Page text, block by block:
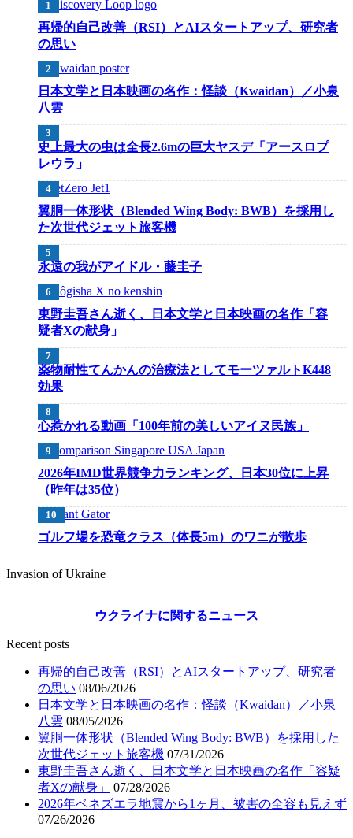
再帰的自己改善（RSI）とAIスタートアップ、研究者
の思い
日本文学と日本映画の名作：怪談（Kwaidan）／小泉
八雲
史上最大の虫は全長2.6mの巨大ヤスデ「アースロプ
レウラ」
翼胴一体形状（Blended Wing Body: BWB）を採用し
た次世代ジェット旅客機
永遠の我がアイドル・藤圭子
東野圭吾さん逝く、日本文学と日本映画の名作「容
疑者Xの献身」
薬物耐性てんかんの治療法としてモーツァルトK448
効果
心惹かれる動画「100年前の美しいアイヌ民族」
2026年IMD世界競争力ランキング、日本30位に上昇
（昨年は35位）
ゴルフ場を恐竜クラス（体長5m）のワニが散歩
Invasion of Ukraine
ウクライナに関するニュース
Recent posts
再帰的自己改善（RSI）とAIスタートアップ、研究者
の思い 08/06/2026
日本文学と日本映画の名作：怪談（Kwaidan）／小泉
八雲 08/05/2026
翼胴一体形状（Blended Wing Body: BWB）を採用した
次世代ジェット旅客機 07/31/2026
東野圭吾さん逝く、日本文学と日本映画の名作「容疑
者Xの献身」
07/28/2026
2026年ベネズエラ地震から1ヶ月、被害の全容も見えず
07/26/2026